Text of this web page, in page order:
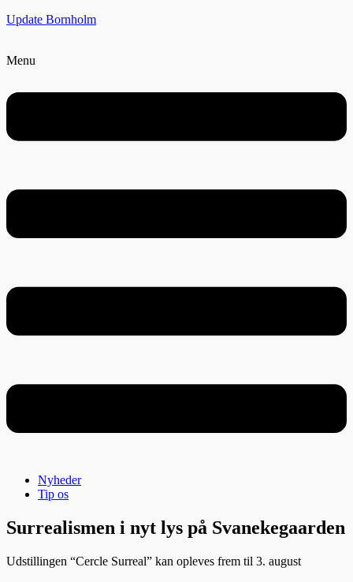
Update Bornholm
Menu
Nyheder
Tip os
Surrealismen i nyt lys på Svanekegaarden
Udstillingen “Cercle Surreal” kan opleves frem til 3. august